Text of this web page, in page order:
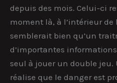
depuis des mois. Celui-ci
moment là, à l’intérieur de
semblerait bien qu’un
d’importantes
seul à jouer un double jeu.
réalise que le danger est